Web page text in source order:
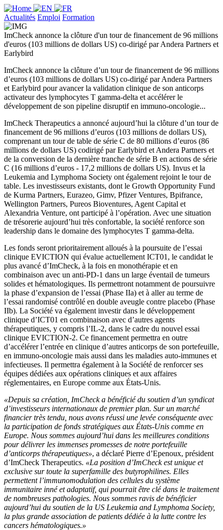
Actualités Emploi Formation
ImCheck annonce la clôture d'un tour de financement de 96 millions
d'euros (103 millions de dollars US) co-dirigé par Andera Partners et
Earlybird
ImCheck annonce la clôture d’un tour de financement de 96 millions
d’euros (103 millions de dollars US) co-dirigé par Andera Partners
et Earlybird pour avancer la validation clinique de son anticorps
activateur des lymphocytes T gamma-delta et accélérer le
développement de son pipeline disruptif en immuno-oncologie...
ImCheck Therapeutics a annoncé aujourd’hui la clôture d’un tour de
financement de 96 millions d’euros (103 millions de dollars US),
comprenant un tour de table de série C de 80 millions d’euros (86
millions de dollars US) codirigé par Earlybird et Andera Partners et
de la conversion de la dernière tranche de série B en actions de série
C (16 millions d’euros - 17,2 millions de dollars US). Invus et la
Leukemia and Lymphoma Society ont également rejoint le tour de
table. Les investisseurs existants, dont le Growth Opportunity Fund
de Kurma Partners, Eurazeo, Gimv, Pfizer Ventures, Bpifrance,
Wellington Partners, Pureos Bioventures, Agent Capital et
Alexandria Venture, ont participé à l’opération. Avec une situation
de trésorerie aujourd’hui très confortable, la société renforce son
leadership dans le domaine des lymphocytes T gamma-delta.
Les fonds seront prioritairement alloués à la poursuite de l’essai
clinique EVICTION qui évalue actuellement ICT01, le candidat le
plus avancé d’ImCheck, à la fois en monothérapie et en
combinaison avec un anti-PD-1 dans un large éventail de tumeurs
solides et hématologiques. Ils permettront notamment de poursuivre
la phase d’expansion de l’essai (Phase IIa) et à aller au terme de
l’essai randomisé contrôlé en double aveugle contre placebo (Phase
IIb). La Société va également investir dans le développement
clinique d’ICT01 en combinaison avec d’autres agents
thérapeutiques, y compris l’IL-2, dans le cadre du nouvel essai
clinique EVICTION-2. Ce financement permettra en outre
d’accélérer l’entrée en clinique d’autres anticorps de son portefeuille,
en immuno-oncologie mais aussi dans les maladies auto-immunes et
infectieuses. Il permettra également à la Société de renforcer ses
équipes dédiées aux opérations cliniques et aux affaires
réglementaires, en Europe comme aux États-Unis.
«Depuis sa création, ImCheck a bénéficié du soutien d’un syndicat
d’investisseurs internationaux de premier plan. Sur un marché
financier très tendu, nous avons réussi une levée conséquente avec
la participation de fonds stratégiques aux États-Unis comme en
Europe. Nous sommes aujourd’hui dans les meilleures conditions
pour délivrer les immenses promesses de notre portefeuille
d’anticorps thérapeutiques», a déclaré Pierre d’Epenoux, président
d’ImCheck Therapeutics. «La position d’ImCheck est unique et
exclusive sur toute la superfamille des butyrophilines. Elles
permettent l’immunomodulation des cellules du système
immunitaire inné et adaptatif, qui pourrait être clé dans le traitement
de nombreuses pathologies. Nous sommes ravis de bénéficier
aujourd’hui du soutien de la US Leukemia and Lymphoma Society,
la plus grande association de patients dédiée à la lutte contre les
cancers hématologiques.»